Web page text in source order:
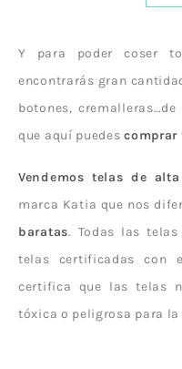
Y para poder coser
encontrarás gran
botones,
que aquí puedescomprar
Vendemos telas de
marca Katia que nos
baratas. Todas las
telas certificadas con
certifica que las telas
tóxica o peligrosa para